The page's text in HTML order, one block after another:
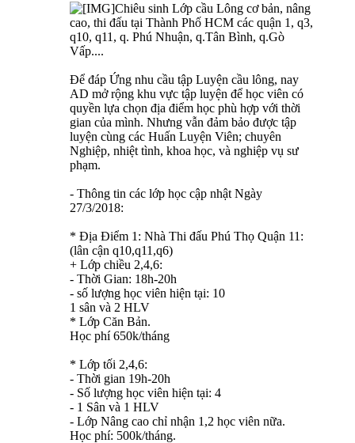
Chiêu sinh Lớp cầu Lông cơ bản, nâng
cao, thi đấu tại Thành Phố HCM các quận 1, q3,
q10, q11, q. Phú Nhuận, q.Tân Bình, q.Gò
Vấp....
Để đáp Ứng nhu cầu tập Luyện cầu lông, nay
AD mở rộng khu vực tập luyện để học viên có
quyền lựa chọn địa điểm học phù hợp với thời
gian của mình. Nhưng vẫn đảm bảo được tập
luyện cùng các Huấn Luyện Viên; chuyên
Nghiệp, nhiệt tình, khoa học, và nghiệp vụ sư
phạm.
- Thông tin các lớp học cập nhật Ngày
27/3/2018:
* Địa Điểm 1: Nhà Thi đấu Phú Thọ Quận 11:
(lân cận q10,q11,q6)
+ Lớp chiều 2,4,6:
- Thời Gian: 18h-20h
- số lượng học viên hiện tại: 10
1 sân và 2 HLV
* Lớp Căn Bản.
Học phí 650k/tháng
* Lớp tối 2,4,6:
- Thời gian 19h-20h
- Số lượng học viên hiện tại: 4
- 1 Sân và 1 HLV
- Lớp Nâng cao chỉ nhận 1,2 học viên nữa.
Học phí: 500k/tháng.